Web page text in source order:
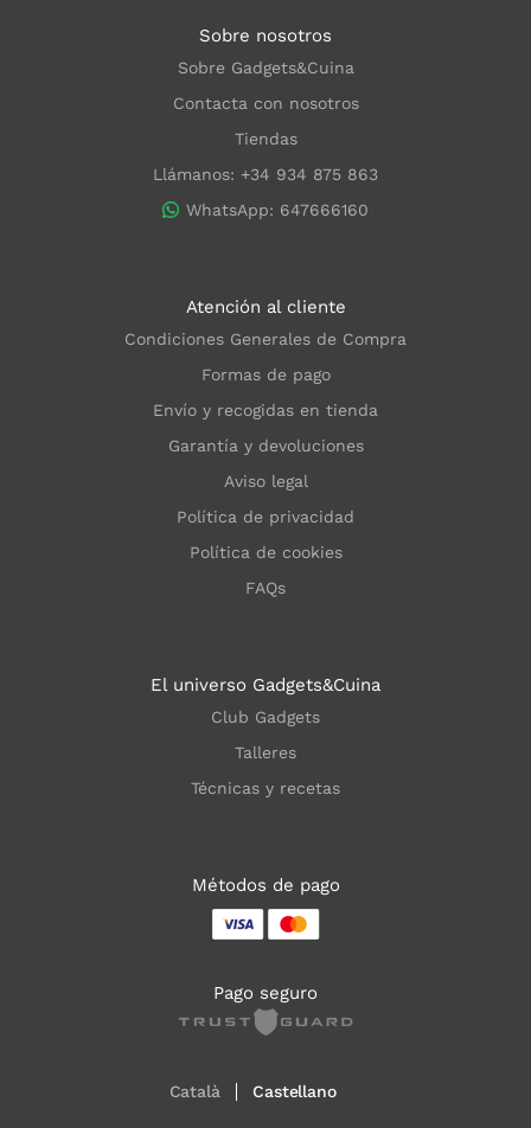
Sobre nosotros
Sobre Gadgets&Cuina
Contacta con nosotros
Tiendas
Llámanos: +34 934 875 863
WhatsApp: 647666160
Atención al cliente
Condiciones Generales de Compra
Formas de pago
Envío y recogidas en tienda
Garantía y devoluciones
Aviso legal
Política de privacidad
Política de cookies
FAQs
El universo Gadgets&Cuina
Club Gadgets
Talleres
Técnicas y recetas
Métodos de pago
Pago seguro
Català Castellano